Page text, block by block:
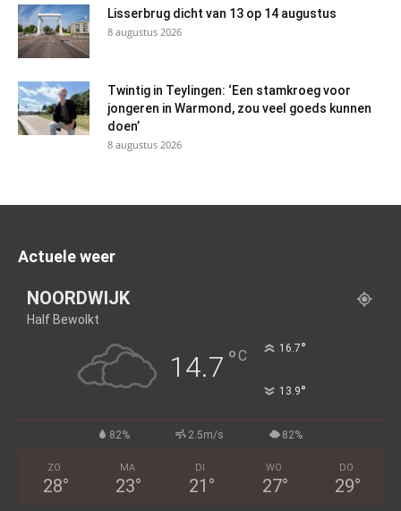
Lisserbrug dicht van 13 op 14 augustus
8 augustus 2026
Twintig in Teylingen: ‘Een stamkroeg voor
jongeren in Warmond, zou veel goeds kunnen
doen’
8 augustus 2026
Actuele weer
NOORDWIJK
Half Bewolkt
14.7 °C 16.7°
13.9°
82% 2.5m/s 82%
ZO
28°
MA
23°
DI
21 °
WO
27°
DO
29°